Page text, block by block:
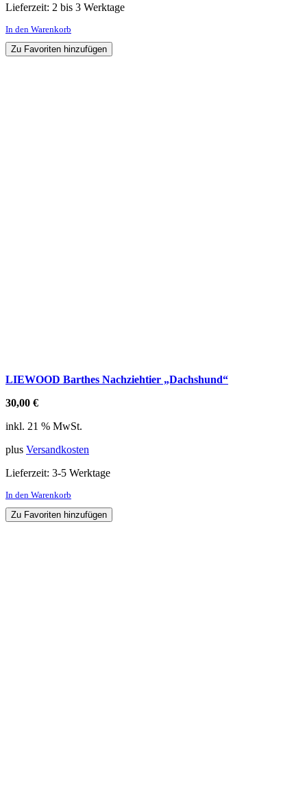
Lieferzeit: 2 bis 3 Werktage
In den Warenkorb
Zu Favoriten hinzufügen
LIEWOOD Barthes Nachziehtier „Dachshund“
30,00 €
inkl. 21 % MwSt.
plus Versandkosten
Lieferzeit: 3-5 Werktage
In den Warenkorb
Zu Favoriten hinzufügen